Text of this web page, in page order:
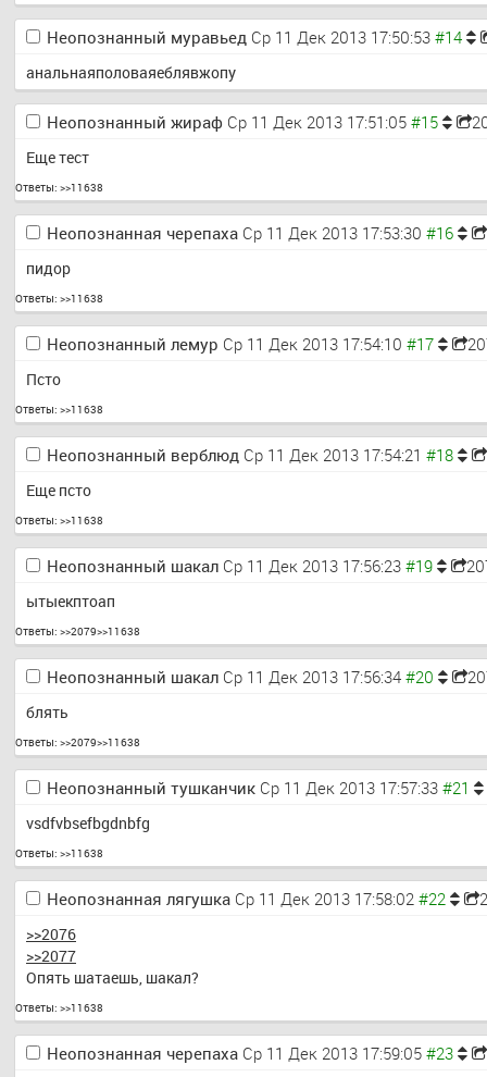
Неопознанный муравьед Ср 11 Дек 2013 17:50:53
анальнаяполоваяеблявжопу
Неопознанный жираф Ср 11 Дек 2013 17:51:05
Еще тест
Ответы: >>11638
Неопознанная черепаха Ср 11 Дек 2013 17:53:30
пидор
Ответы: >>11638
Неопознанный лемур Ср 11 Дек 2013 17:54:10
Псто
Ответы: >>11638
Неопознанный верблюд Ср 11 Дек 2013 17:54:21
Еще псто
Ответы: >>11638
Неопознанный шакал Ср 11 Дек 2013 17:56:23
ытыекптоап
Ответы: >>2079>>11638
Неопознанный шакал Ср 11 Дек 2013 17:56:34
блять
Ответы: >>2079>>11638
Неопознанный тушканчик Ср 11 Дек 2013 17:57:33
vsdfvbsefbgdnbfg
Ответы: >>11638
Неопознанная лягушка Ср 11 Дек 2013 17:58:02
>>2076
>>2077
Опять шатаешь, шакал?
Ответы: >>11638
Неопознанная черепаха Ср 11 Дек 2013 17:59:05